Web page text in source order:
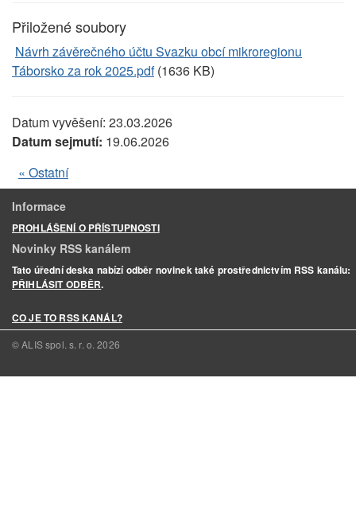
Přiložené soubory
Návrh závěrečného účtu Svazku obcí mikroregionu
Táborsko za rok 2025.pdf(1636 KB)
Datum vyvěšení: 23.03.2026
Datum sejmutí: 19.06.2026
« Ostatní
Informace
PROHLÁŠENÍ O PŘÍSTUPNOSTI
Novinky RSS kanálem
Tato úřední deska nabízí odběr novinek také prostřednictvím RSS kanálu:
PŘIHLÁSIT ODBĚR.
CO JE TO RSS KANÁL?
© ALIS spol. s. r. o.2026